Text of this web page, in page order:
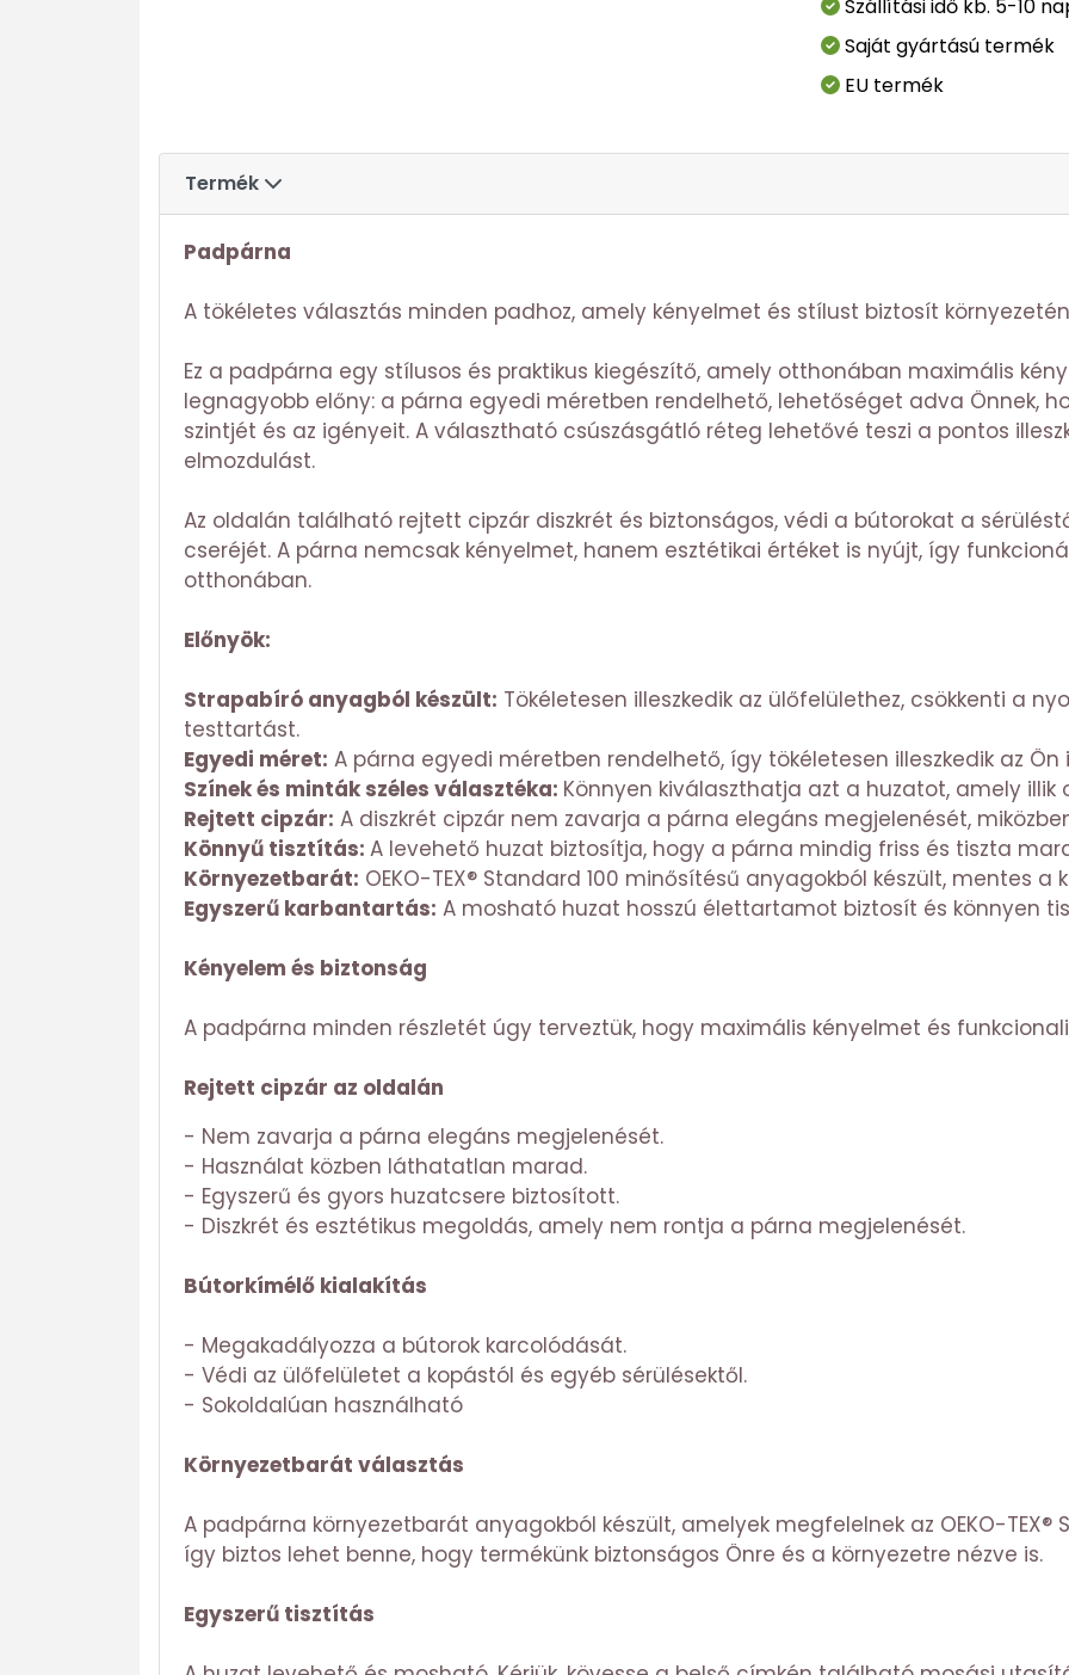
Szállítási idő kb. 5-10
Saját gyártású termék
EU termék
Termék
Padpárna
A tökéletes választás minden padhoz, amely kényelmet és stílust biztosít
Ez a padpárna egy stílusos és praktikus kiegészítő, amely otthonában maximális
legnagyobb előny: a párna egyedi méretben rendelhető, lehetőséget adva Önnek,
szintjét és az igényeit. A választható csúszásgátló réteg lehetővé teszi a pontos
elmozdulást.
Az oldalán található rejtett cipzár diszkrét és biztonságos, védi a bútorokat a
cseréjét. A párna nemcsak kényelmet, hanem esztétikai értéket is nyújt, így
otthonában.
Előnyök:
Strapabíró anyagból készült: Tökéletesen illeszkedik az ülőfelülethez, csökkenti a
testtartást.
Egyedi méret: A párna egyedi méretben rendelhető, így tökéletesen illeszkedik az Ön
Színek és minták széles választéka: Könnyen kiválaszthatja azt a huzatot, amely illik
Rejtett cipzár: A diszkrét cipzár nem zavarja a párna elegáns megjelenését,
Könnyű tisztítás: A levehető huzat biztosítja, hogy a párna mindig friss és tiszta
Környezetbarát: OEKO-TEX® Standard 100 minősítésű anyagokból készült, mentes a
Egyszerű karbantartás: A mosható huzat hosszú élettartamot biztosít és könnyen
Kényelem és biztonság
A padpárna minden részletét úgy terveztük, hogy maximális kényelmet és
Rejtett cipzár az oldalán
- Nem zavarja a párna elegáns megjelenését.
- Használat közben láthatatlan marad.
- Egyszerű és gyors huzatcsere biztosított.
- Diszkrét és esztétikus megoldás, amely nem rontja a párna megjelenését.
Bútorkímélő kialakítás
- Megakadályozza a bútorok karcolódását.
- Védi az ülőfelületet a kopástól és egyéb sérülésektől.
- Sokoldalúan használható
Környezetbarát választás
A padpárna környezetbarát anyagokból készült, amelyek megfelelnek az OEKO-TEX®
így biztos lehet benne, hogy termékünk biztonságos Önre és a környezetre nézve is.
Egyszerű tisztítás